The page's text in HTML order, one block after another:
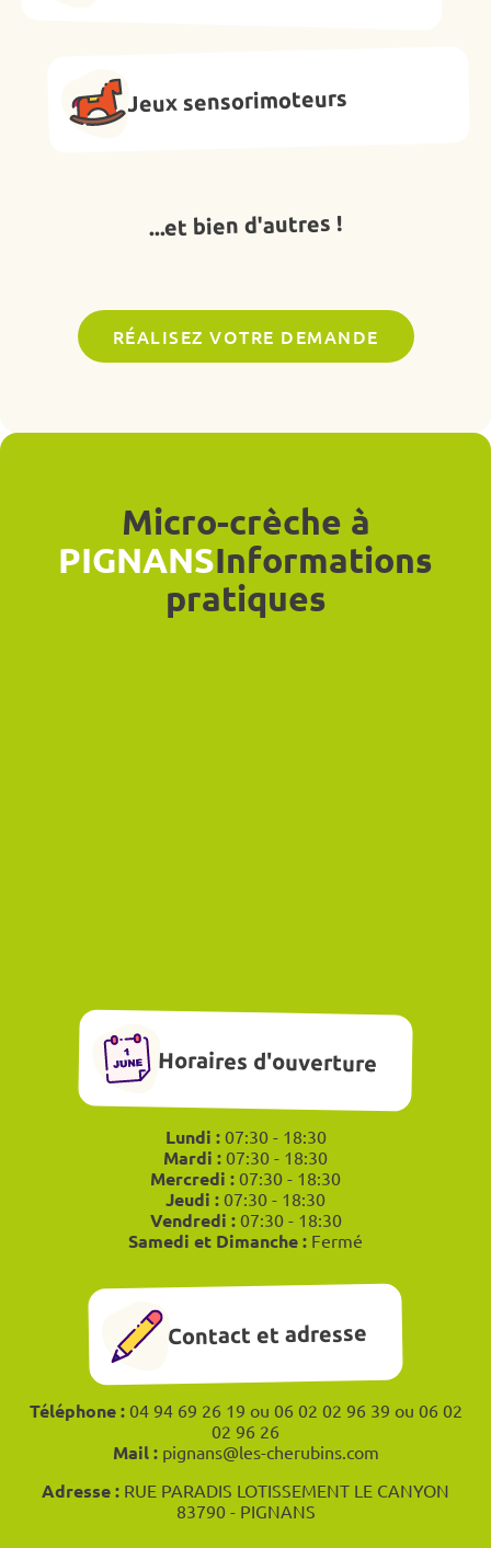
Jeux sensorimoteurs
...et bien d'autres !
RÉALISEZ VOTRE DEMANDE
Micro-crèche à
PIGNANSInformations
pratiques
Horaires d'ouverture
Lundi :07:30 - 18:30
Mardi : 07:30 - 18:30
Mercredi : 07:30 - 18:30
Jeudi : 07:30 - 18:30
Vendredi :07:30 - 18:30
Samedi et Dimanche : Fermé
Contact et adresse
Téléphone : 04 94 69 26 19 ou 06 02 02 96 39 ou 06 02
02 96 26
Mail : pignans@les-cherubins.com
Adresse : RUE PARADIS LOTISSEMENT LE CANYON
83790 - PIGNANS